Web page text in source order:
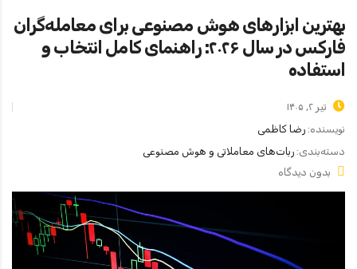
بهترین ابزارهای هوش مصنوعی برای معامله‌گران
فارکس در سال ۲۰۲۶: راهنمای کامل انتخاب و
استفاده
تیر ۲, ۱۴۰۵
نویسنده: رضا کاظمی
دسته‌بندی: ربات‌های معاملاتی و هوش مصنوعی
بدون دیدگاه